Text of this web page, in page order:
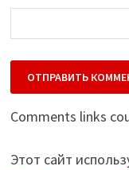
Comments links
Этот сайт